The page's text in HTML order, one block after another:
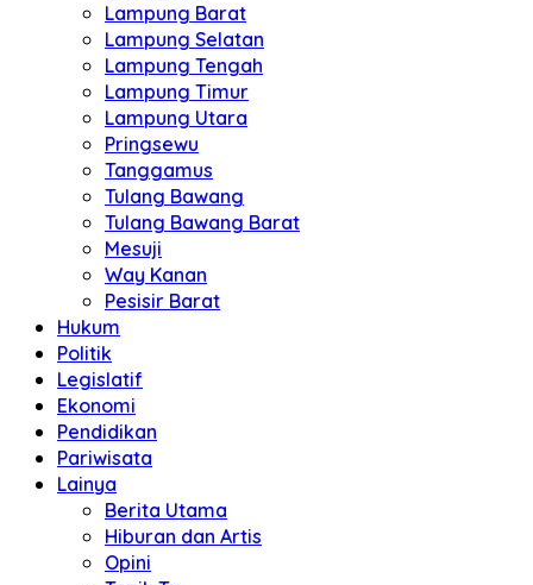
Lampung Barat
Lampung Selatan
Lampung Tengah
Lampung Timur
Lampung Utara
Pringsewu
Tanggamus
Tulang Bawang
Tulang Bawang Barat
Mesuji
Way Kanan
Pesisir Barat
Hukum
Politik
Legislatif
Ekonomi
Pendidikan
Pariwisata
Lainya
Berita Utama
Hiburan dan Artis
Opini